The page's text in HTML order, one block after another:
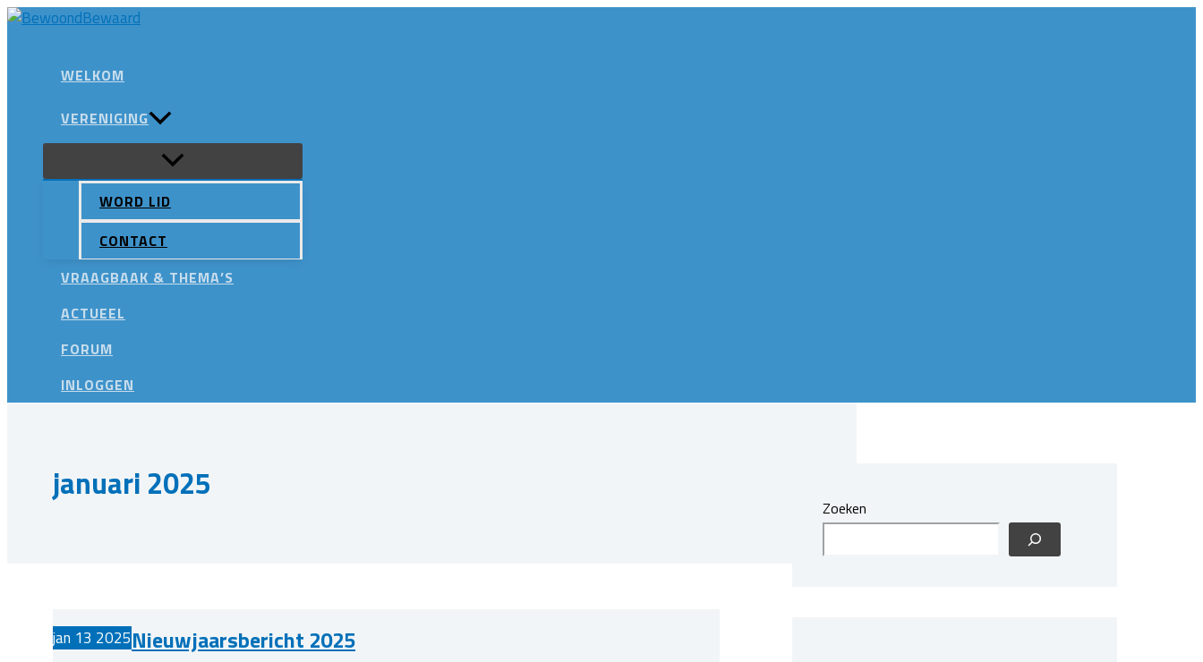
Ga
WELKOM
VERENIGING
WORD LID
CONTACT
VRAAGBAAK & THEMA’S
ACTUEEL
FORUM
INLOGGEN
januari 2025
jan 13 2025Nieuwjaarsbericht 2025
Zoeken